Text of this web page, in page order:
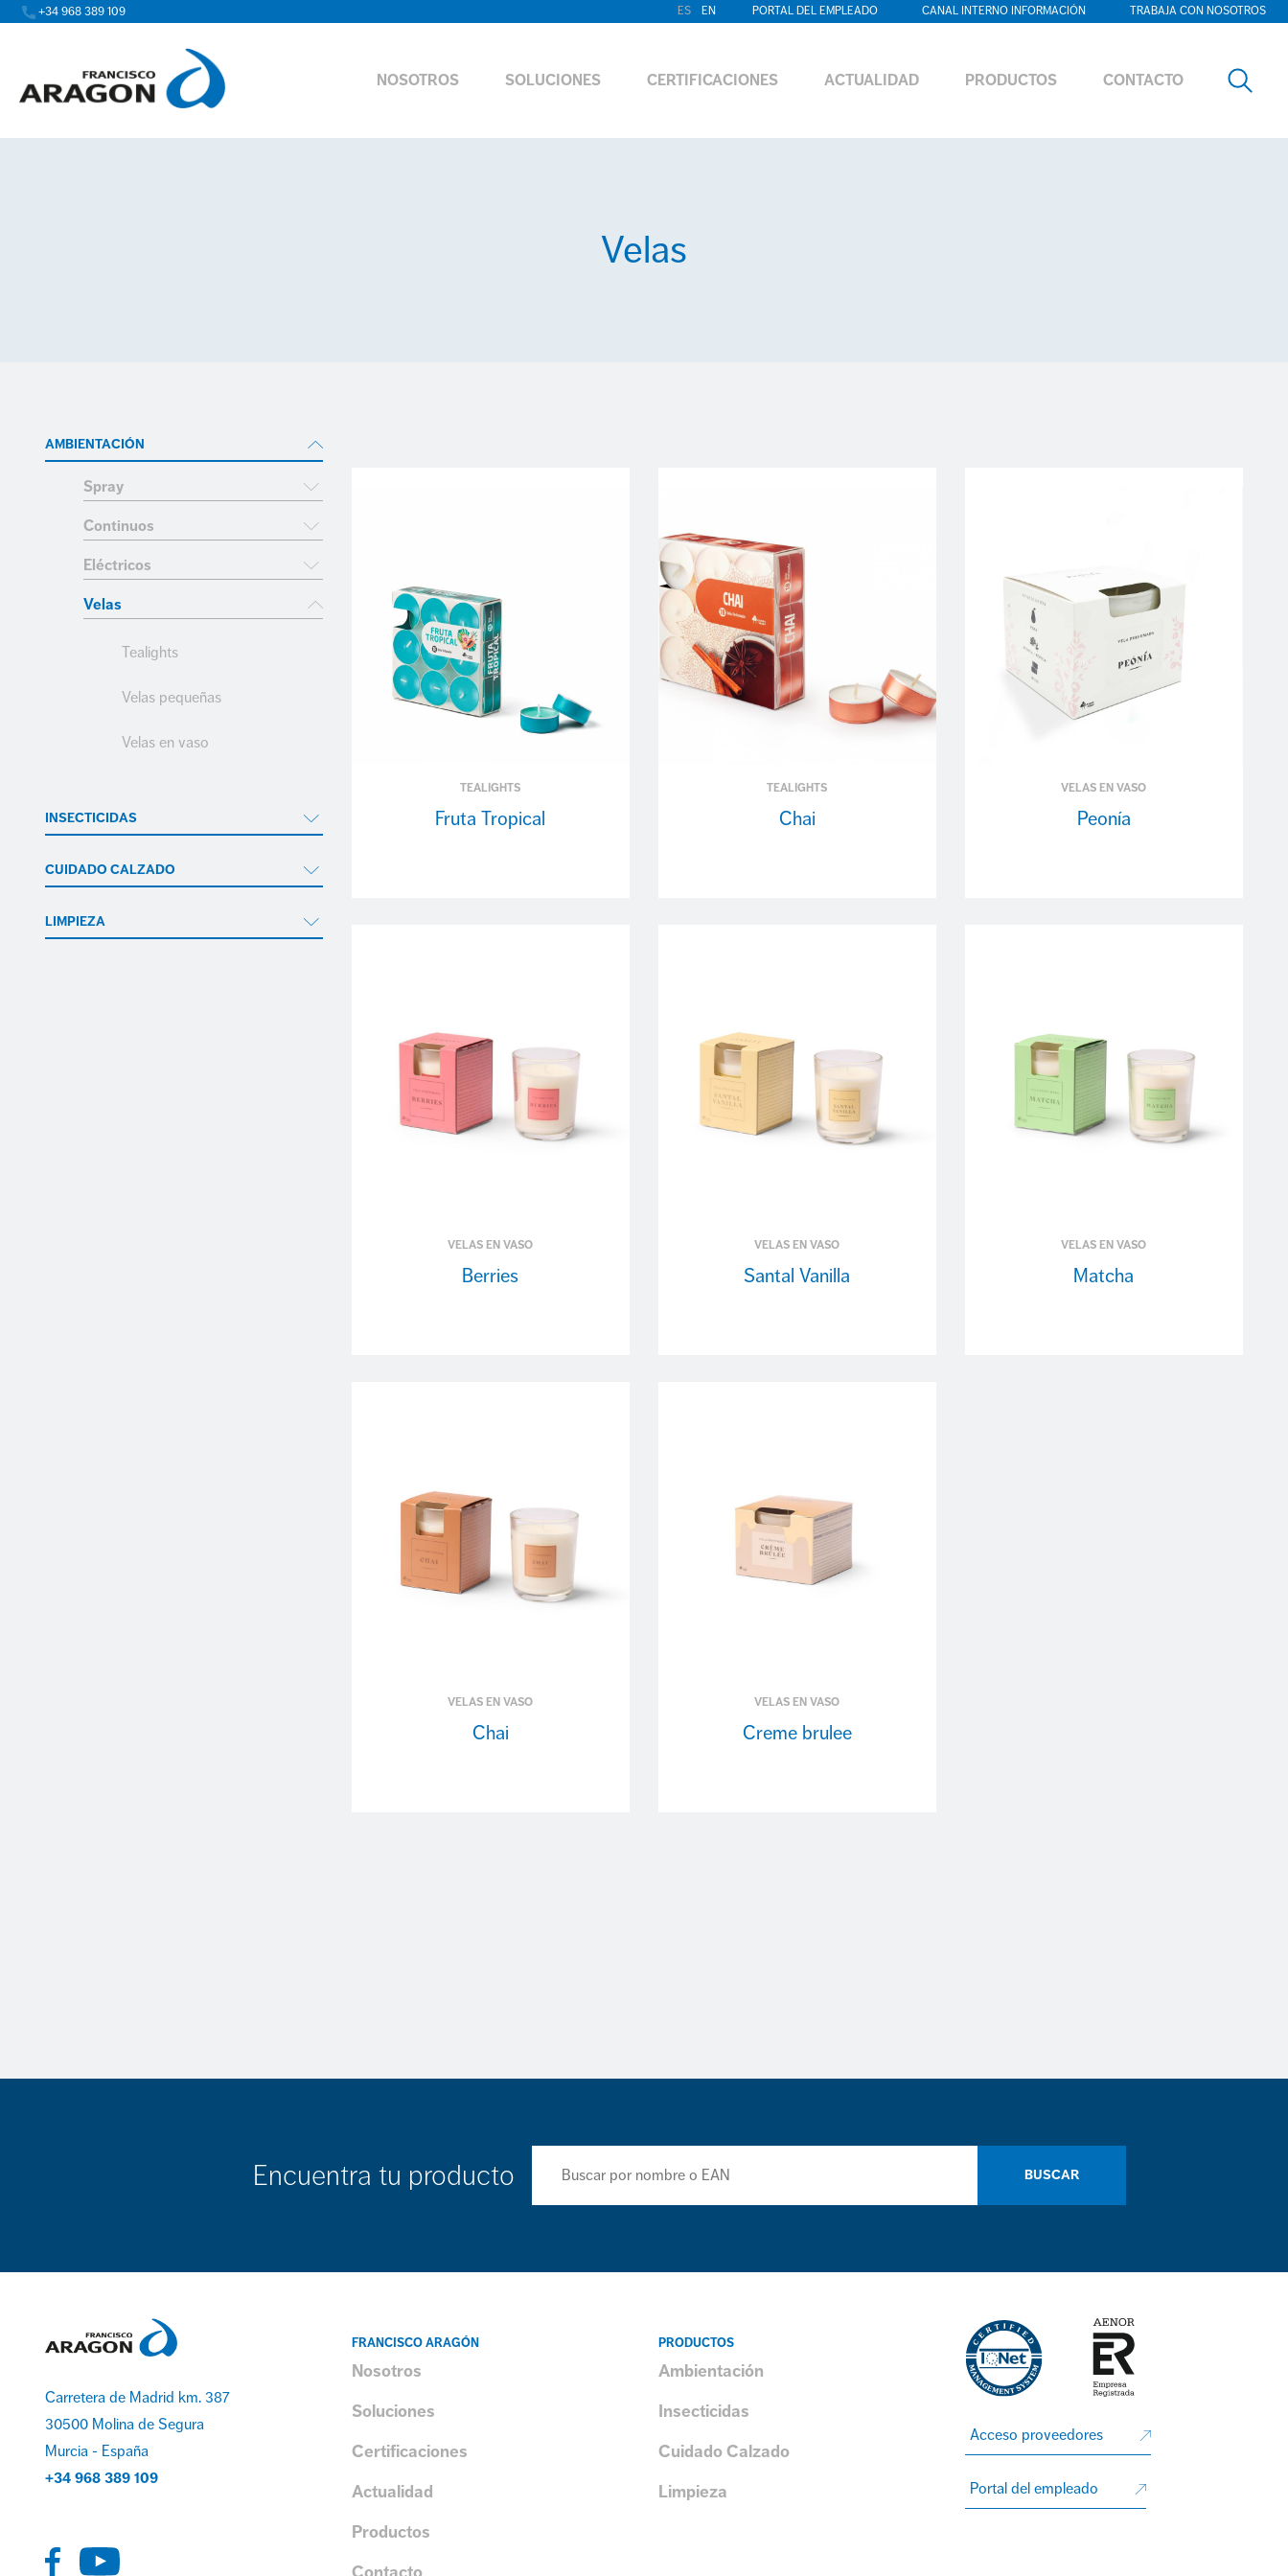
+34 968 389 109 ES EN PORTAL DEL EMPLEADO CANAL INTERNO INFORMACIÓN TRABAJA CON NOSOTROS
NOSOTROS SOLUCIONES CERTIFICACIONES ACTUALIDAD PRODUCTOS CONTACTO
Velas
AMBIENTACIÓN
Spray
Continuos
Eléctricos
Velas
Tealights
Velas pequeñas
Velas en vaso
INSECTICIDAS
CUIDADO CALZADO
LIMPIEZA
TEALIGHTS
Fruta Tropical
TEALIGHTS
Chai
VELAS EN VASO
Peonía
VELAS EN VASO
Berries
VELAS EN VASO
Santal Vanilla
VELAS EN VASO
Matcha
VELAS EN VASO
Chai
VELAS EN VASO
Creme brulee
Encuentra tu producto BUSCAR
Carretera de Madrid km. 387
30500 Molina de Segura
Murcia - España
+34 968 389 109
FRANCISCO ARAGÓN
Nosotros
Soluciones
Certificaciones
Actualidad
Productos
Contacto
PRODUCTOS
Ambientación
Insecticidas
Cuidado Calzado
Limpieza
Acceso proveedores
Portal del empleado